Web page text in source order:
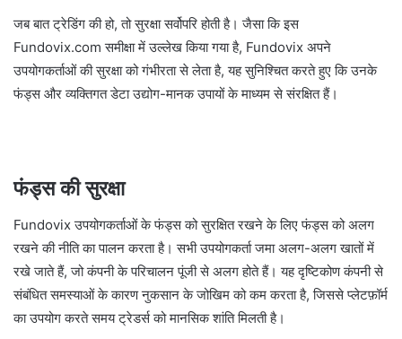
जब बात ट्रेडिंग की हो, तो सुरक्षा सर्वोपरि होती है। जैसा कि इस
Fundovix.com समीक्षा में उल्लेख किया गया है, Fundovix अपने
उपयोगकर्ताओं की सुरक्षा को गंभीरता से लेता है, यह सुनिश्चित करते हुए कि उनके
फंड्स और व्यक्तिगत डेटा उद्योग-मानक उपायों के माध्यम से संरक्षित हैं।
फंड्स की सुरक्षा
Fundovix उपयोगकर्ताओं के फंड्स को सुरक्षित रखने के लिए फंड्स को अलग
रखने की नीति का पालन करता है। सभी उपयोगकर्ता जमा अलग-अलग खातों में
रखे जाते हैं, जो कंपनी के परिचालन पूंजी से अलग होते हैं। यह दृष्टिकोण कंपनी से
संबंधित समस्याओं के कारण नुकसान के जोखिम को कम करता है, जिससे प्लेटफ़ॉर्म
का उपयोग करते समय ट्रेडर्स को मानसिक शांति मिलती है।